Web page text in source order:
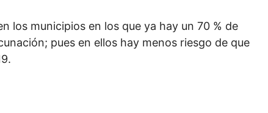
los municipios en los que ya hay un 70 % de
pues en ellos hay menos riesgo de que